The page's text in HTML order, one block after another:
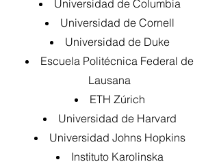
Universidad de Columbia
Universidad de Cornell
Universidad de Duke
Escuela Politécnica Federal de
Lausana
ETH Zúrich
Universidad de Harvard
Universidad Johns Hopkins
Instituto Karolinska